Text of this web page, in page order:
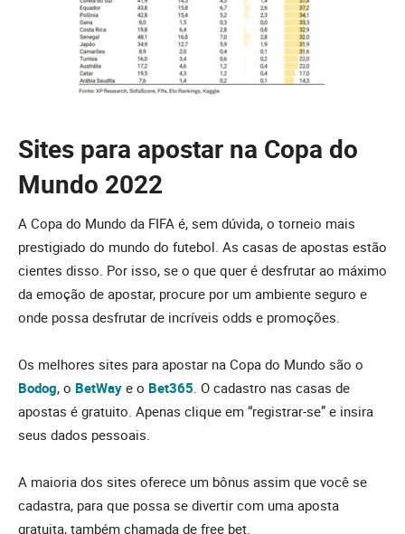
Sites para apostar na Copa do
Mundo 2022
A Copa do Mundo da FIFA é, sem dúvida, o torneio mais
prestigiado do mundo do futebol. As casas de apostas estão
cientes disso. Por isso, se o que quer é desfrutar ao máximo
da emoção de apostar, procure por um ambiente seguro e
onde possa desfrutar de incríveis odds e promoções.
Os melhores sites para apostar na Copa do Mundo são o
Bodog, o BetWay e o Bet365. O cadastro nas casas de
apostas é gratuito. Apenas clique em “registrar-se” e insira
seus dados pessoais.
A maioria dos sites oferece um bônus assim que você se
cadastra, para que possa se divertir com uma aposta
gratuita, também chamada de free bet.